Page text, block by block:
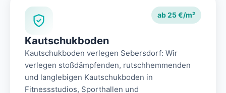
ab 25 €/m²
Kautschukboden
Kautschukboden verlegen Sebersdorf: Wir
verlegen stoßdämpfenden, rutschhemmenden
und langlebigen Kautschukboden in
Fitnessstudios, Sporthallen und